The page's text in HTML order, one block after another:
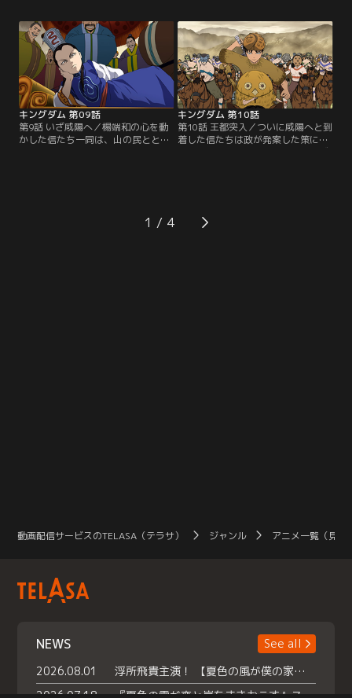
と緊張に沈み込む一同の中、信だけ
は「味方にする値打ちがある」と意
気揚々と先を目指す。その背中に何
かを感じ取る政と昌文君。一行はさ
らに先を目指し険しい山々を歩き続
けるが、ふと気づくと…。【提供：
バンダイチャンネル】
登り山の民の王国に乗り込んでいく
三人の眼前に現れたのは想像を絶す
る堅牢な要塞であった。そして驚愕
に固まったままの三人の背後に山の
民が音もなく忍び寄る。【提供：バ
ンダイチャンネル】
キングダム 第09話
第9話 いざ咸陽へ／楊端和の心を動
かした信たち一同は、山の民ととも
う。あまりの兵力差に喚く信。だが
逆に政は「悪くない」と瞳を光らせ
キングダム 第10話
第10話 王都突入／ついに咸陽へと到
着した信たちは政が発案した策によ
り全員山の民の姿へと扮装し、いざ
「怖気づいたのか」とからかう信に
政は王宮をまっすぐに見つめ「全て
1
動画配信サービスのTELASA（テラサ） ジャンル アニメ一覧（見放
NEWS
See all
2026.08.01
浮所飛貴主演！ 【夏色の風が僕の家にやってきた】 本日よりテラサで独占配信スタート！